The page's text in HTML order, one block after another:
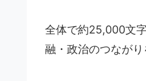
全体で約25,000文
融・政治のつながり